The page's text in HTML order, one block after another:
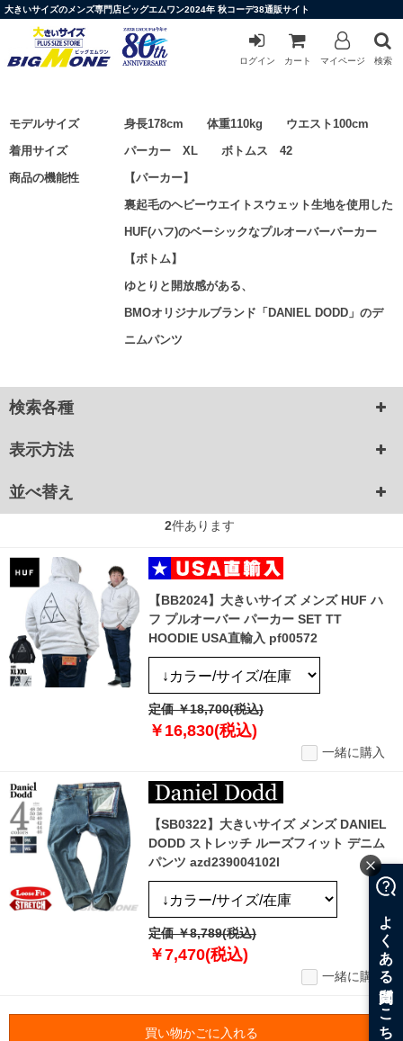
大きいサイズのメンズ専門店ビッグエムワン2024年 秋コーデ38通販サイト
ログイン カート マイページ 検索
モデルサイズ
身長178cm 体重110kg ウエスト100cm
着用サイズ
パーカー XL ボトムス 42
商品の機能性
【パーカー】
裏起毛のヘビーウエイトスウェット生地を使用した
HUF(ハフ)のベーシックなプルオーバーパーカー
【ボトム】
ゆとりと開放感がある、
BMOオリジナルブランド「DANIEL DODD」のデ
ニムパンツ
検索各種
表示方法
並べ替え
2件あります
【BB2024】大きいサイズ メンズ HUF ハ
フ プルオーバー パーカー SET TT
HOODIE USA直輸入 pf00572
定価 ￥18,700(税込)
￥16,830(税込)
一緒に購入
【SB0322】大きいサイズ メンズ DANIEL
DODD ストレッチ ルーズフィット デニム
パンツ azd239004102l
定価 ￥8,789(税込)
￥7,470(税込)
一緒に購入
買い物かごに入れる